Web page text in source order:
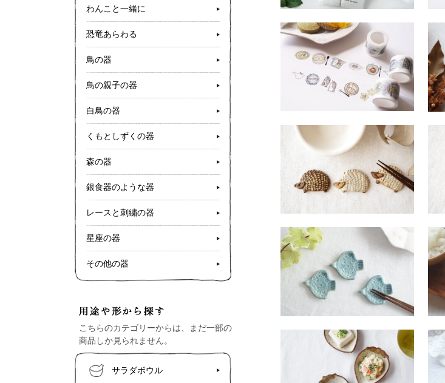
ラ４８ マスキングテープ
うつわとごはん
600円(税込660円)
タ３０ 動物の箸置き ハリ
ネズミ
SOLDOUT
ナ３２ 鳥の箸置き
SOLDOUT
テ７ oldwhite いちごの豆
SOLDOUT
わんこと一緒に
恐竜あらわる
鳥の器
鳥の親子の器
白鳥の器
くもとしずくの器
森の器
銀食器のような器
レースと刺繍の器
星座の器
その他の器
こちらのカテゴリーからは、まだ一部の
商品しか見られません。
サラダボウル